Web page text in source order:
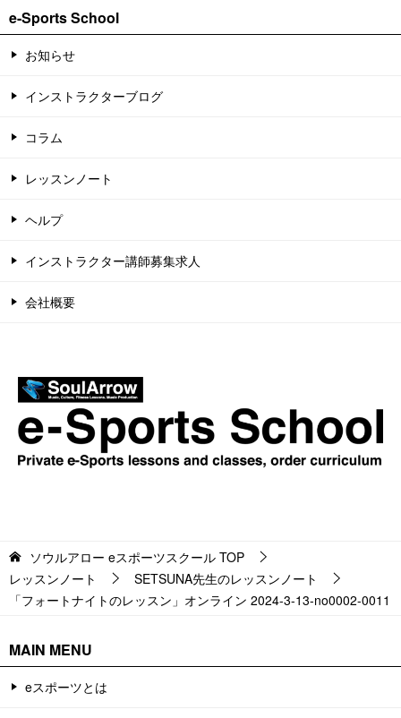
e-Sports School
お知らせ
インストラクターブログ
コラム
レッスンノート
ヘルプ
インストラクター講師募集求人
会社概要
ソウルアロー eスポーツスクール TOP
レッスンノート
SETSUNA先生のレッスンノート
「フォートナイトのレッスン」オンライン 2024-3-13-no0002-0011
MAIN MENU
eスポーツとは